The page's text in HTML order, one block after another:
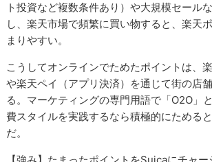
ト投資など複数条件あり）や大規模セール
し、楽天市場で頻繁に買い物すると、楽天
まりやすい。
こうしてオンラインでためたポイントは、
や楽天ペイ（アプリ決済）を通じて街の店
る。マーケティングの専門用語で「O2O」
費スタイルを実践するなら積極的にためる
だ。